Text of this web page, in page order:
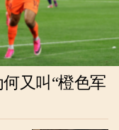
又叫“橙色军